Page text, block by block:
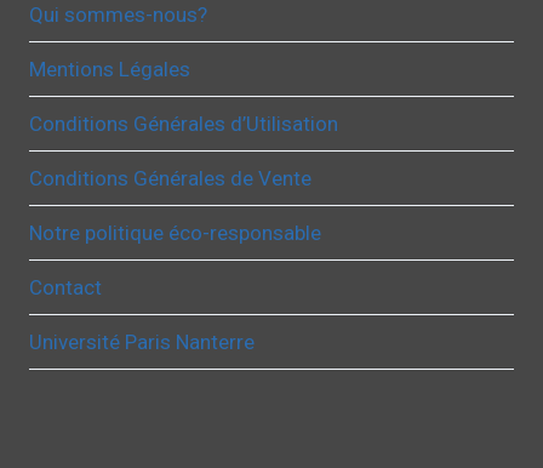
Qui sommes-nous?
Mentions Légales
Conditions Générales d’Utilisation
Conditions Générales de Vente
Notre politique éco-responsable
Contact
Université Paris Nanterre